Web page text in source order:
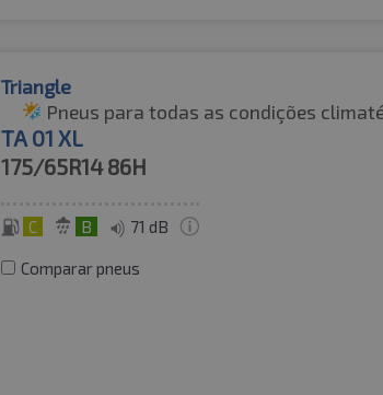
Triangle
Pneus para todas as condições
TA 01 XL
175/65R1486H
C B 71 dB
Comparar pneus